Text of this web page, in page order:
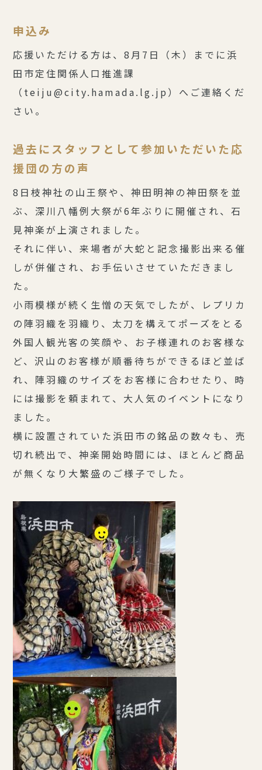
申込み
応援いただける方は、8 月7日（木）まで に浜
田市定住関係人口推進課
（teiju@city.hamada.lg.jp）へご連絡くだ
さい。
過去にスタッフとして参加いただいた応
援団の方の声
8日枝神社の山王祭や、神田明神の神田祭を並
ぶ、深川八幡例大祭が6年ぶりに開催され、石
見神楽が上演されました。
それに伴い、来場者が大蛇と記念撮影出来る催
しが併催され、お手伝いさせていただきまし
た。
小雨模様が続く生憎の天気でしたが、レプリカ
の陣羽織を羽織り、太刀を構えてポーズをとる
外国人観光客の笑顔や、お子様連れのお客様な
ど、沢山のお客様が順番待ちができるほど並ば
れ、陣羽織のサイズをお客様に合わせたり、時
には撮影を頼まれて、大人気のイベントになり
ました。
横に設置されていた浜田市の銘品の数々も、売
切れ続出で、神楽開始時間には、ほとんど商品
が無くなり大繁盛のご様子でした。